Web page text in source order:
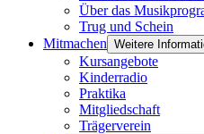
Über das
Trug und Schein
Mitmachen Weitere
Kursangebote
Kinderradio
Praktika
Mitgliedschaft
Trägerverein